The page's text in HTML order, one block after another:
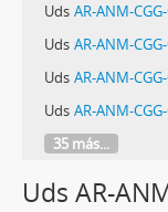
Uds AR-ANM-
Uds AR-ANM-CGG-CADHU-01-04 -
Uds AR-ANM-CGG-
Uds AR-ANM-CGG-
35 más...
Uds AR-